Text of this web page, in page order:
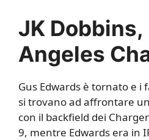
JK Dobbins,
Angeles
Gus Edwards è tornato e
si trovano ad affrontare
con il backfield dei
9, mentre Edwards era in